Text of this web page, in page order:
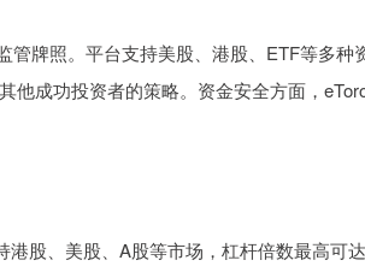
管牌照。平台支持美股、港股、ETF等多种
他成功投资者的策略。资金安全方面，
股、美股、A股等市场，杠杆倍数最高可